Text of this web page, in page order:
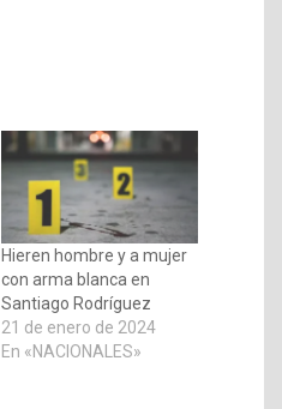
Hieren hombre y a mujer
con arma blanca en
Santiago Rodríguez
21 de enero de 2024
En «NACIONALES»